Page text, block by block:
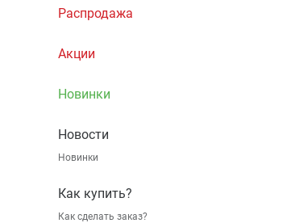
Распродажа
Акции
Новинки
Новости
Новинки
Как купить?
Как сделать заказ?